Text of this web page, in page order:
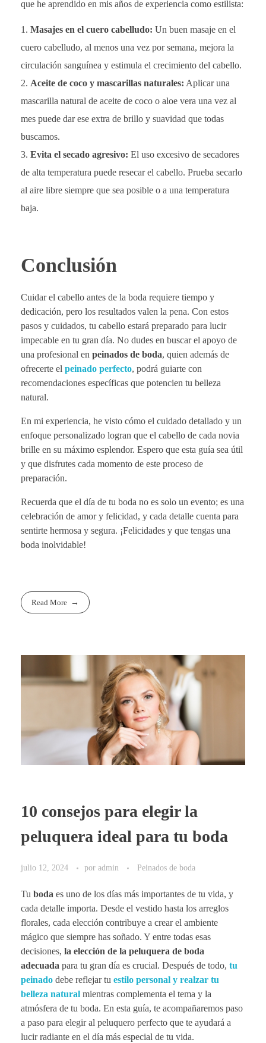
que he aprendido en mis años de experiencia como estilista:
Masajes en el cuero cabelludo: Un buen masaje en el
cuero cabelludo, al menos una vez por semana, mejora la
circulación sanguínea y estimula el crecimiento del cabello.
Aceite de coco y mascarillas naturales: Aplicar una
mascarilla natural de aceite de coco o aloe vera una vez al
mes puede dar ese extra de brillo y suavidad que todas
buscamos.
Evita el secado agresivo: El uso excesivo de secadores
de alta temperatura puede resecar el cabello. Prueba secarlo
al aire libre siempre que sea posible o a una temperatura
baja.
Conclusión
Cuidar el cabello antes de la boda requiere tiempo y
dedicación, pero los resultados valen la pena. Con estos
pasos y cuidados, tu cabello estará preparado para lucir
impecable en tu gran día. No dudes en buscar el apoyo de
una profesional en peinados de boda, quien además de
ofrecerte el peinado perfecto, podrá guiarte con
recomendaciones específicas que potencien tu belleza
natural.
En mi experiencia, he visto cómo el cuidado detallado y un
enfoque personalizado logran que el cabello de cada novia
brille en su máximo esplendor. Espero que esta guía sea útil
y que disfrutes cada momento de este proceso de
preparación.
Recuerda que el día de tu boda no es solo un evento; es una
celebración de amor y felicidad, y cada detalle cuenta para
sentirte hermosa y segura. ¡Felicidades y que tengas una
boda inolvidable!
Read More
10 consejos para elegir la
peluquera ideal para tu boda
julio 12, 2024 por admin Peinados de boda
Tu boda es uno de los días más importantes de tu vida, y
cada detalle importa. Desde el vestido hasta los arreglos
florales, cada elección contribuye a crear el ambiente
mágico que siempre has soñado. Y entre todas esas
decisiones, la elección de la peluquera de boda
adecuada para tu gran día es crucial. Después de todo, tu
peinado debe reflejar tu estilo personal y realzar tu
belleza natural mientras complementa el tema y la
atmósfera de tu boda. En esta guía, te acompañaremos paso
a paso para elegir al peluquero perfecto que te ayudará a
lucir radiante en el día más especial de tu vida.